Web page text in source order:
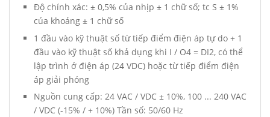
Độ chính xác: ± 0,5% của nhịp ± 1 chữ số; tc S ± 1%
của khoảng ± 1 chữ số
1 đầu vào kỹ thuật số từ tiếp điểm điện áp tự do + 1
đầu vào kỹ thuật số khả dụng khi I / O4 = DI2, có thể
lập trình ở điện áp (24 VDC) hoặc từ tiếp điểm điện
áp giải phóng
Nguồn cung cấp: 24 VAC / VDC ± 10%, 100 ... 240 VAC
/ VDC (-15% / + 10%) Tần số: 50/60 Hz